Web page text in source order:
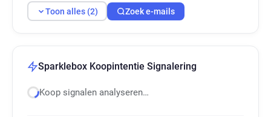
Toon alles (2) Zoek e-mails
Sparklebox Koopintentie Signalering
Koop signalen analyseren…